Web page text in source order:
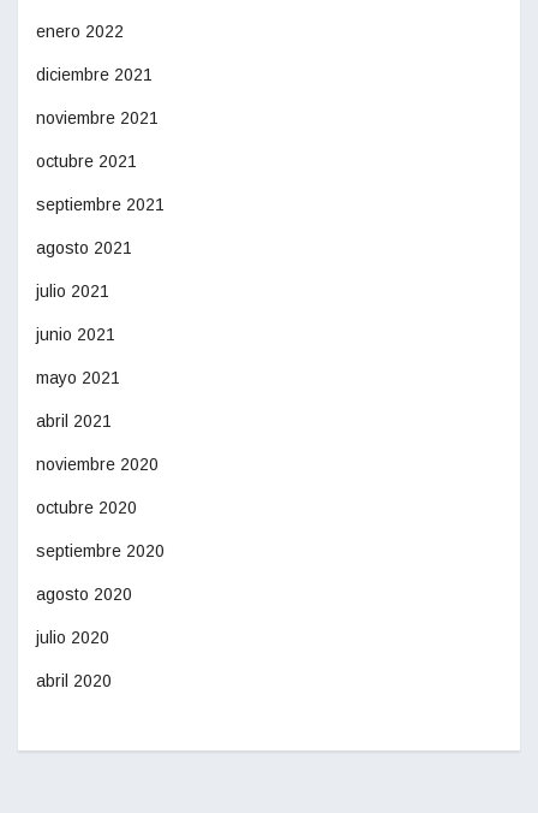
enero 2022
diciembre 2021
noviembre 2021
octubre 2021
septiembre 2021
agosto 2021
julio 2021
junio 2021
mayo 2021
abril 2021
noviembre 2020
octubre 2020
septiembre 2020
agosto 2020
julio 2020
abril 2020